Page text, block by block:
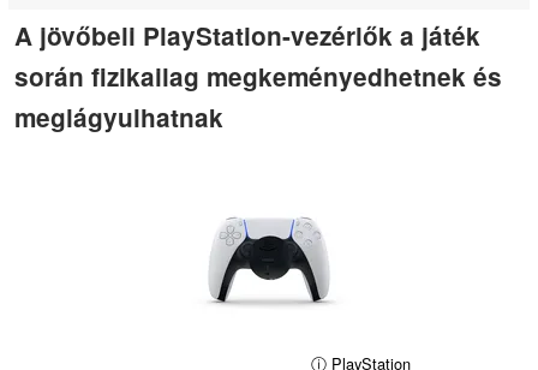
A jövőbeli PlayStation-vezérlők a játék
során fizikailag megkeményedhetnek és
meglágyulhatnak
ⓘ PlayStation